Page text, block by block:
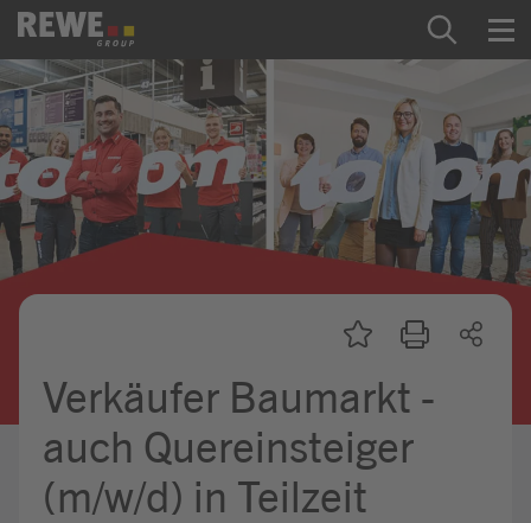
Zum Inhalt springen
Startseite
REWE Group als Arbeitgeber
Ausbildung & Studium
Praktikum & Werkstudium
Mein Kandidat:innenprofil
Verkäufer Baumarkt -
auch Quereinsteiger
(m/w/d) in Teilzeit